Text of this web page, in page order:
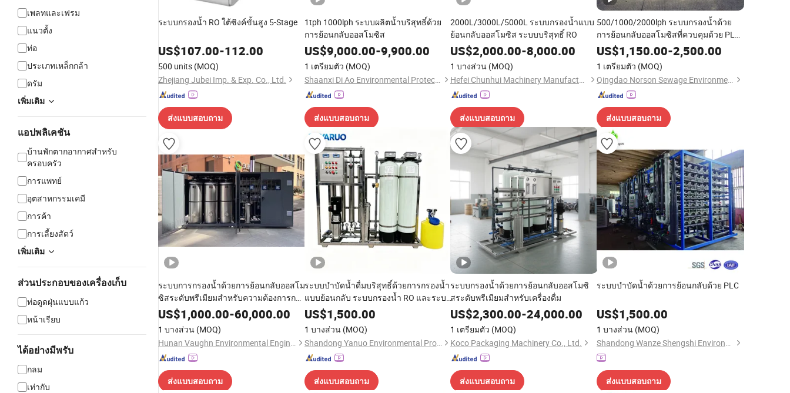
เพลทและเฟรม
แนวตั้ง
ท่อ
ประเภทเหล็กกล้า
ดรัม
เพิ่มเติม
แอปพลิเคชัน
บ้านพักตากอากาศสำหรับ
ครอบครัว
การแพทย์
อุตสาหกรรมเคมี
การค้า
การเลี้ยงสัตว์
เพิ่มเติม
ส่วนประกอบของเครื่องเก็บ
ท่อดูดฝุ่นแบบแก้ว
หน้าเรียบ
ได้อย่างมีพรับ
กลม
เท่ากับ
ระบบกรองน้ำ RO ใต้ซิงค์ขั้นสูง 5-Stage
US$107.00-112.00
500 units (MOQ)
Zhejiang Jubei Imp. & Exp. Co., Ltd.
ส่งแบบสอบถาม
1tph 1000lph ระบบผลิตน้ำบริสุทธิ์ด้วย
การย้อนกลับออสโมซิส
US$9,000.00-9,900.00
1 เตรียมตัว (MOQ)
Shaanxi Di Ao Environmental Protection Group Co., Ltd.
ส่งแบบสอบถาม
2000L/3000L/5000L ระบบกรองน้ำแบบ
ย้อนกลับออสโมซิส ระบบบริสุทธิ์ RO
US$2,000.00-8,000.00
1 บางส่วน (MOQ)
Hefei Chunhui Machinery Manufacturing Co., Ltd.
ส่งแบบสอบถาม
500/1000/2000lph ระบบกรองน้ำด้วย
การย้อนกลับออสโมซิสที่ควบคุมด้วย PLC
สแตนเลสสำหรับการบำบัดน้ำบาดาล น้ำ
ทะเล น้ำเค็ม น้ำจากทะเลสาบ แม่น้ำ และ
น้ำบ่อ
US$1,150.00-2,500.00
1 เตรียมตัว (MOQ)
Qingdao Norson Sewage Environment Technology Co., Ltd.
ส่งแบบสอบถาม
ระบบการกรองน้ำด้วยการย้อนกลับออสโม
ซิสระดับพรีเมียมสำหรับความต้องการการ
บำบัดน้ำขั้นสูง
US$1,000.00-60,000.00
1 บางส่วน (MOQ)
Hunan Vaughn Environmental Engineering Co., Ltd.
ส่งแบบสอบถาม
ระบบบำบัดน้ำดื่มบริสุทธิ์ด้วยการกรองน้ำ
แบบย้อนกลับ ระบบกรองน้ำ RO และระบบ
การบำบัดน้ำสำหรับการผลิต
US$1,500.00
1 บางส่วน (MOQ)
Shandong Yanuo Environmental Protection Equipment Co., Ltd
ส่งแบบสอบถาม
ระบบกรองน้ำด้วยการย้อนกลับออสโมซิ
สระดับพรีเมียมสำหรับเครื่องดื่ม
US$2,300.00-24,000.00
1 เตรียมตัว (MOQ)
Koco Packaging Machinery Co., Ltd.
ส่งแบบสอบถาม
ระบบบำบัดน้ำด้วยการย้อนกลับด้วย PLC
US$1,500.00
1 บางส่วน (MOQ)
Shandong Wanze Shengshi Environmental Protection Technology Co., Ltd
ส่งแบบสอบถาม